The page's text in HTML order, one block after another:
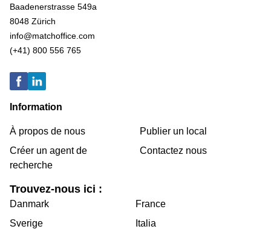
Baadenerstrasse 549a
8048 Zürich
info@matchoffice.com
(+41) 800 556 765
Information
À propos de nous
Créer un agent de
recherche
Publier un local
Contactez nous
Trouvez-nous ici :
Danmark
Sverige
France
Italia